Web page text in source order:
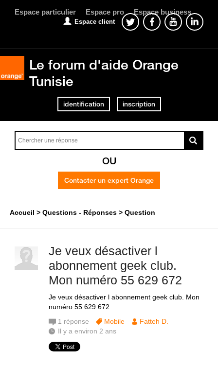
Espace particulier Espace pro Espace business
Espace client
Le forum d'aide Orange
Tunisie
identification inscription
OU
Contacter un expert Orange
Accueil Questions - Réponses Question
Je veux désactiver l
abonnement geek club.
Mon numéro 55 629 672
Je veux désactiver l abonnement geek club. Mon
numéro 55 629 672
1 réponse Mobile
Fatteh D.
Il y a environ 2 ans